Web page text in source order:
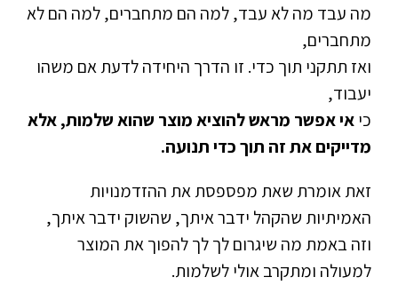
מה עבד מה לא עבד, למה הם מתחברים, למה הם לא
מתחברים,
ואז תתקני תוך כדי. זו הדרך היחידה לדעת אם משהו
יעבוד,
כיאי אפשר מראש להוציא מוצר שהוא שלמות, אלא
מדייקים את זה תוך כדי תנועה.
זאת אומרת שאת מפספסת את ההזדמנויות
האמיתיות שהקהל ידבר איתך, שהשוק ידבר איתך,
וזה באמת מה שיגרום לך לך להפוך את המוצר
למעולה ומתקרב אולי לשלמות.